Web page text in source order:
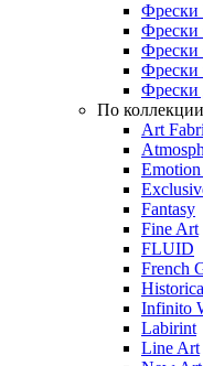
Фрески
Фрески
Фрески
Фрески
По коллекции
Art
Fantasy
Fine Art
FLUID
French
Infinito
Labirint
Line Art